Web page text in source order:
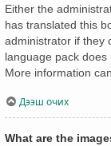
Either the
has translated this
administrator if they
language pack does
More information
Дээш очих
What are the